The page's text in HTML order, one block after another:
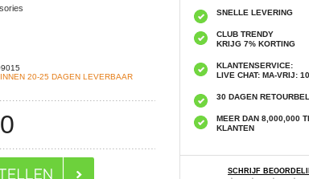
20-25 DAGEN LEVERBAAR
SNELLE LEVERING
CLUB TRENDY
KRIJG 7% KORTING
KLANTENSERVICE:
LIVE CHAT: MA-VRIJ:
30 DAGEN
MEER DAN 8,000,000
KLANTEN
SCHRIJF